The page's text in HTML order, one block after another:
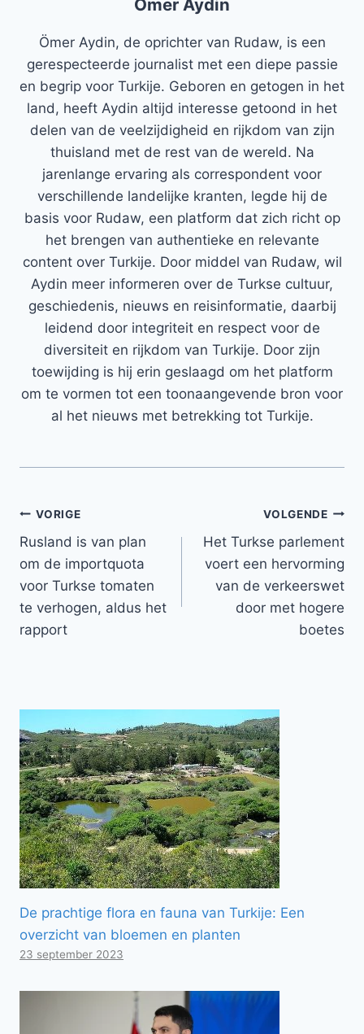
Ömer Aydin
Ömer Aydin, de oprichter van Rudaw, is een
gerespecteerde journalist met een diepe passie
en begrip voor Turkije. Geboren en getogen in het
land, heeft Aydin altijd interesse getoond in het
delen van de veelzijdigheid en rijkdom van zijn
thuisland met de rest van de wereld. Na
jarenlange ervaring als correspondent voor
verschillende landelijke kranten, legde hij de
basis voor Rudaw, een platform dat zich richt op
het brengen van authentieke en relevante
content over Turkije. Door middel van Rudaw, wil
Aydin meer informeren over de Turkse cultuur,
geschiedenis, nieuws en reisinformatie, daarbij
leidend door integriteit en respect voor de
diversiteit en rijkdom van Turkije. Door zijn
toewijding is hij erin geslaagd om het platform
om te vormen tot een toonaangevende bron voor
al het nieuws met betrekking tot Turkije.
Bericht
navigatie
VORIGE
Rusland is van plan
om de importquota
voor Turkse tomaten
te verhogen, aldus het
rapport
VOLGENDE
Het Turkse parlement
voert een hervorming
van de verkeerswet
door met hogere
boetes
De prachtige flora en fauna van Turkije: Een
overzicht van bloemen en planten
23 september 2023